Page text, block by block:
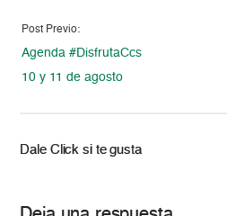
Post Previo:
Agenda #DisfrutaCcs
10 y 11 de agosto
Dale Click si te gusta